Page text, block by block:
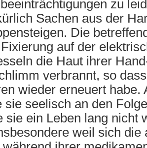
zu
Sachen aus der
Die
auf der
die Haut ihrer
verbrannt, so
wieder erneuert habe.
sie seelisch an den
sie ein Leben lang nicht
weil sich die